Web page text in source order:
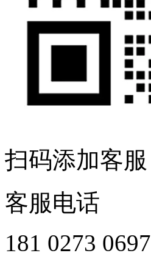
扫码添加客服
客服电话
181 0273 0697